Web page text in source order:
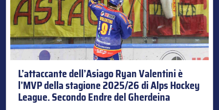
L’attaccante dell’Asiago Ryan Valentini è
l’MVP della stagione 2025/26 di Alps Hockey
League. Secondo Endre del Gherdeina